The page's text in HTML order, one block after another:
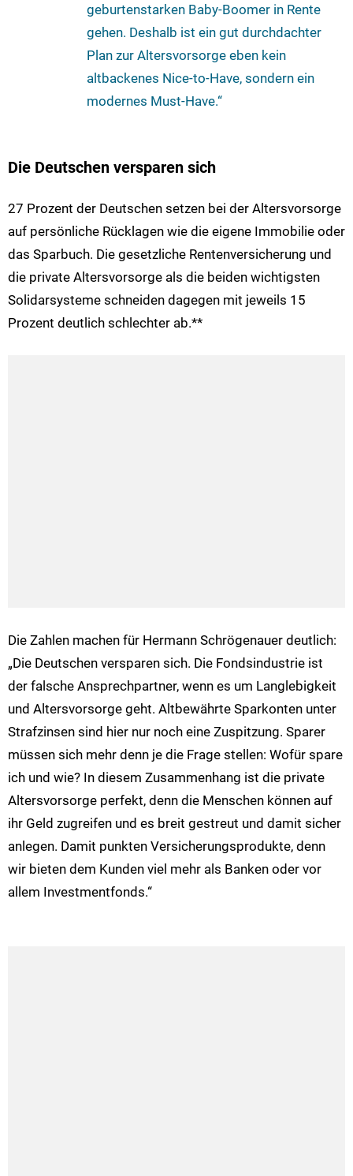
geburtenstarken Baby-Boomer in Rente
gehen. Deshalb ist ein gut durchdachter
Plan zur Altersvorsorge eben kein
altbackenes Nice-to-Have, sondern ein
modernes Must-Have.“
Die Deutschen versparen sich
27 Prozent der Deutschen setzen bei der Altersvorsorge
auf persönliche Rücklagen wie die eigene Immobilie oder
das Sparbuch. Die gesetzliche Rentenversicherung und
die private Altersvorsorge als die beiden wichtigsten
Solidarsysteme schneiden dagegen mit jeweils 15
Prozent deutlich schlechter ab.**
Die Zahlen machen für Hermann Schrögenauer deutlich:
„Die Deutschen versparen sich. Die Fondsindustrie ist
der falsche Ansprechpartner, wenn es um Langlebigkeit
und Altersvorsorge geht. Altbewährte Sparkonten unter
Strafzinsen sind hier nur noch eine Zuspitzung. Sparer
müssen sich mehr denn je die Frage stellen: Wofür spare
ich und wie? In diesem Zusammenhang ist die private
Altersvorsorge perfekt, denn die Menschen können auf
ihr Geld zugreifen und es breit gestreut und damit sicher
anlegen. Damit punkten Versicherungsprodukte, denn
wir bieten dem Kunden viel mehr als Banken oder vor
allem Investmentfonds.“